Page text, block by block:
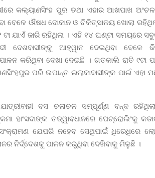
କଲ୍ୟାଣସିଂହ ପୁର ତଥା ଏହାର ଆଖପାଖ
ବେଳେ ଔଷଧ ଦୋକାନ ଓ ଚିକିତ୍ସାଳୟ ଖୋଲା
ଯାଏଁ ଜାରି ରହିଥିଲା । ଏହି ୧୪ ଘଣ୍ଟା ସମୟରେ
ଦେଶବାସୀଙ୍କୁ ଆହ୍ୱାନ ଦେଇଥିବା ବେଳେ
କରିଥିବା ଦେଖା ଦେଇଛି । ଗତକାଲି ରାତି ୯ଟା
ପରି ଉପାନ୍ତ ଇଲାକାବାସୀଙ୍କ ପାଇଁ ଏହା
ବସ ଚଳାଚଳ ସମ୍ପୂର୍ଣ୍ଣ ବନ୍ଦ
ହାଂସଦାଙ୍କ ତତ୍ୱାବଧାନରେ ପେଟ୍ରୋଲିଂକୁ
ଯେପରି ନହେବ ସେଥିପାଇଁ ଧିରେଧିରେ
ନିର୍ଦ୍ଦେଶକୁ ପାଳନ କରୁଥିବା ଦେଖିବାକୁ ମିଳୁଛି ।